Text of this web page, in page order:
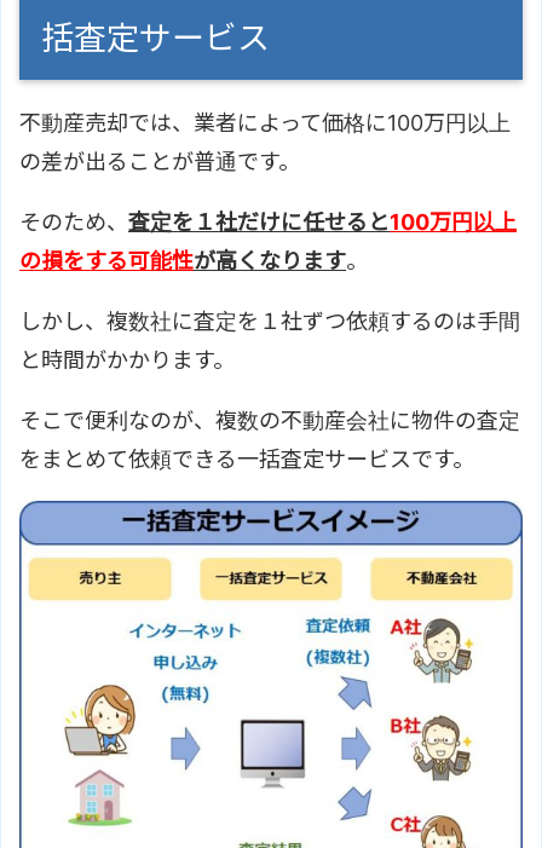
括査定サービス
不動産売却では、業者によって価格に100万円以上
の差が出ることが普通です。
そのため、 査定を１社だけに任せると100万円以上
の損をする可能性が高くなります。
しかし、複数社に査定を１社ずつ依頼するのは手間
と時間がかかります。
そこで便利なのが、複数の不動産会社に物件の査定
をまとめて依頼できる一括査定サービスです。